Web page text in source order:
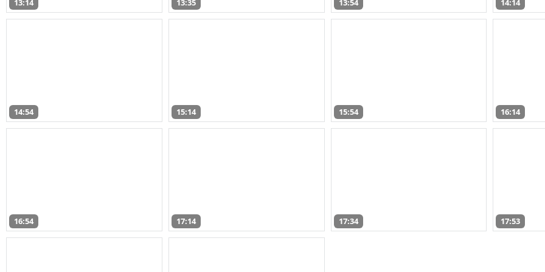
13:14 13:35 13:54 14:14
14:54 15:14 15:54 16:14
16:54 17:14 17:34 17:53